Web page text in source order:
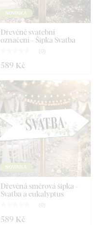
NOVINKA
Dřevěné svatební
označení - Šipka Svatba
( 0)
589 Kč
NOVINKA
Dřevěná směrová šipka -
Svatba a eukalyptus
( 0)
589 Kč